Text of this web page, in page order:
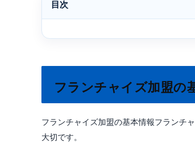
目次
フランチャイズ加盟の
フランチャイズ加盟の基本情報フランチ
大切です。